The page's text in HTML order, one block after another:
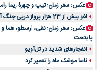
عکس؛ سفر زمان؛ تیپ و چهرۀ ریما
لغو بیش از 23 هزار پرواز درپی جنگ آمریکا و اسرائیل علیه ایران
عکس؛ سفر زمان؛ نقی، ارسطو،
پایتخت
انفجارهای شدید در تل‌آویو
ناسا موشک ماه را تعمیر کرد